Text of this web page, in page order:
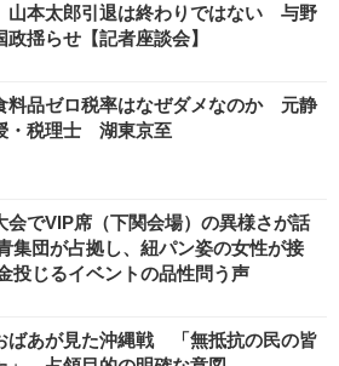
本太郎引退は終わりではない 与野
政揺らせ【記者座談会】
料品ゼロ税率はなぜダメなのか 元静
・税理士 湖東京至
会でVIP席（下関会場）の異様さが話
集団が占拠し、紐パン姿の女性が接
投じるイベントの品性問う声
ばあが見た沖縄戦 「無抵抗の民の皆